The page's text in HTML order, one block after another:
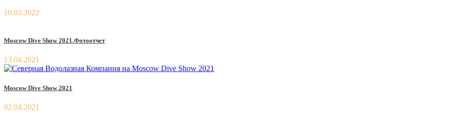
10.03.2022
Moscow Dive Show 2021.Фотоотчет
13.04.2021
Moscow Dive Show 2021
02.04.2021